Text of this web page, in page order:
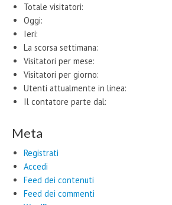
Totale visitatori:
Oggi:
Ieri:
La scorsa settimana:
Visitatori per mese:
Visitatori per giorno:
Utenti attualmente in linea:
Il contatore parte dal:
Meta
Registrati
Accedi
Feed dei contenuti
Feed dei commenti